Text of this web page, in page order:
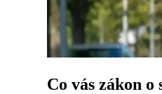
Co vás zákon